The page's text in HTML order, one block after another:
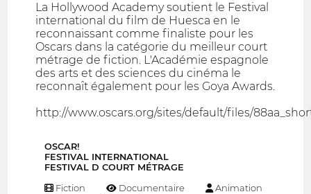
La Hollywood Academy soutient le Festival
international du film de Huesca en le
reconnaissant comme finaliste pour les
Oscars dans la catégorie du meilleur court
métrage de fiction. L'Académie espagnole
des arts et des sciences du cinéma le
reconnaît également pour les Goya Awards.
http://www.oscars.org/sites/default/files/
OSCAR!
FESTIVAL INTERNATIONAL
FESTIVAL D COURT MÉTRAGE
Fiction Documentaire
Animation